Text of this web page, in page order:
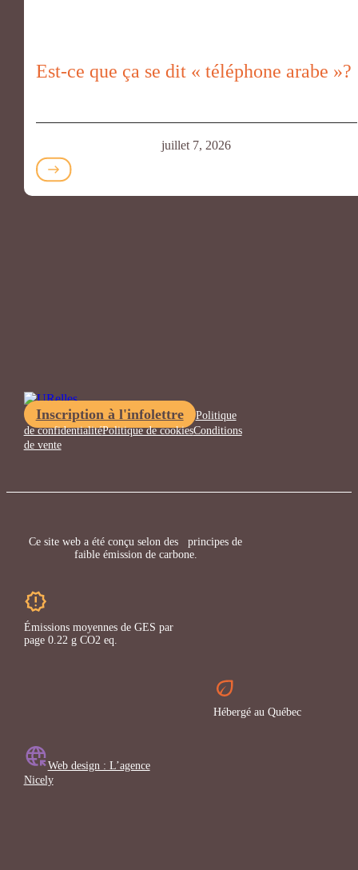
Est-ce que ça se dit « téléphone arabe »?
juillet 7, 2026
Inscription à l'infolettre
Politique
de confidentialitéPolitique de cookiesConditions
de vente
Ce site web a été conçu selon des principes de
faible émission de carbone.
Émissions moyennes de GES par
page 0.22 g CO2 eq.
Hébergé au Québec
Web design : L’agence
Nicely